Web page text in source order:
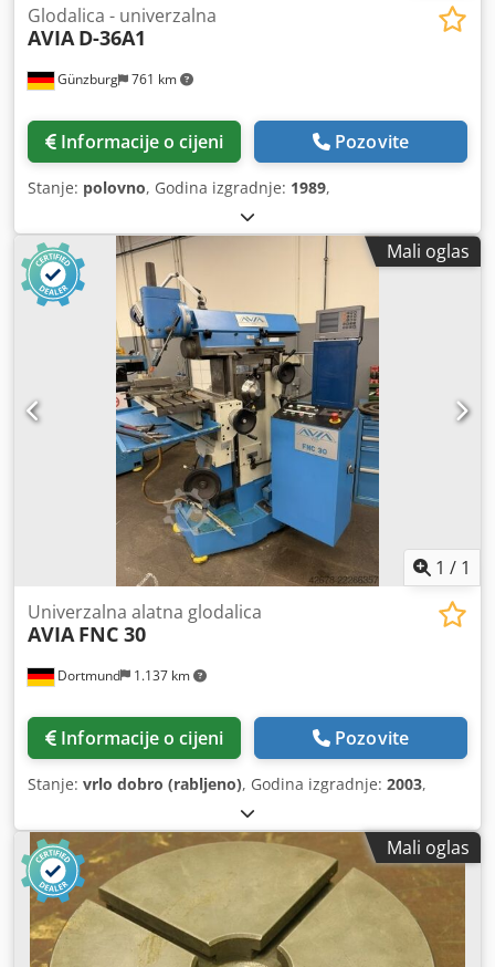
Günzburg 761 km
Glodalica - univerzalna
AVIA D-36A1
Informacije o cijeni Pozovite
Stanje: polovno, Godina izgradnje: 1989,
Mali oglas
1 / 1
Dortmund 1.137 km
Univerzalna alatna glodalica
AVIA FNC 30
Informacije o cijeni Pozovite
Stanje: vrlo dobro (rabljeno), Godina izgradnje: 2003,
Mali oglas